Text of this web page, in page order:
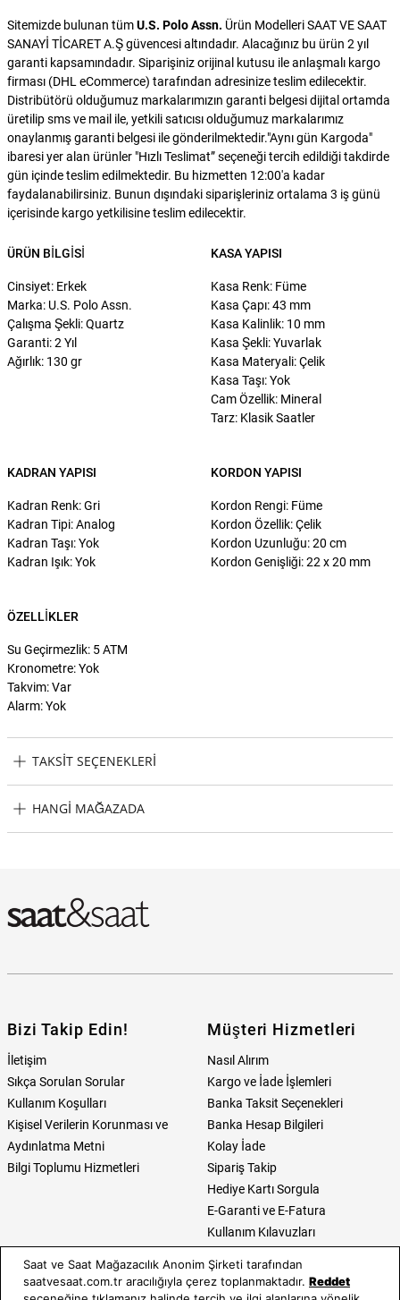
Sitemizde bulunan tümU.S. Polo Assn. Ürün Modelleri SAAT VE SAAT
SANAYİ TİCARET A.Ş güvencesi altındadır. Alacağınız bu ürün 2 yıl
garanti kapsamındadır. Siparişiniz orijinal kutusu ile anlaşmalı kargo
firması (DHL eCommerce) tarafından adresinize teslim edilecektir.
Distribütörü olduğumuz markalarımızın garanti belgesi dijital ortamda
üretilip sms ve mail ile, yetkili satıcısı olduğumuz markalarımız
onaylanmış garanti belgesi ile gönderilmektedir."Aynı gün Kargoda"
ibaresi yer alan ürünler "Hızlı Teslimat” seçeneği tercih edildiği takdirde
gün içinde teslim edilmektedir. Bu hizmetten 12:00'a kadar
faydalanabilirsiniz. Bunun dışındaki siparişleriniz ortalama 3 iş günü
içerisinde kargo yetkilisine teslim edilecektir.
ÜRÜN BILGISI
Cinsiyet: Erkek
Marka: U.S. Polo Assn.
Çalışma Şekli: Quartz
Garanti: 2 Yıl
Ağırlık: 130 gr
KASA YAPISI
Kasa Renk: Füme
Kasa Çapı: 43 mm
Kasa Kalinlik: 10 mm
Kasa Şekli: Yuvarlak
Kasa Materyali: Çelik
Kasa Taşı: Yok
Cam Özellik: Mineral
Tarz: Klasik Saatler
KADRAN YAPISI
Kadran Renk: Gri
Kadran Tipi: Analog
Kadran Taşı: Yok
Kadran Işık: Yok
KORDON YAPISI
Kordon Rengi: Füme
Kordon Özellik: Çelik
Kordon Uzunluğu: 20 cm
Kordon Genişliği: 22 x 20 mm
ÖZELLIKLER
Su Geçirmezlik: 5 ATM
Kronometre: Yok
Takvim: Var
Alarm: Yok
TAKSIT SEÇENEKLERI
HANGI MAĞAZADA
Bizi Takip Edin!
İletişim
Sıkça Sorulan Sorular
Kullanım Koşulları
Kişisel Verilerin Korunması ve
Aydınlatma Metni
Bilgi Toplumu Hizmetleri
Müşteri Hizmetleri
Nasıl Alırım
Kargo ve İade İşlemleri
Banka Taksit Seçenekleri
Banka Hesap Bilgileri
Kolay İade
Sipariş Takip
Hediye Kartı Sorgula
E-Garanti ve E-Fatura
Kullanım Kılavuzları
Saat ve Saat Kategoriler
Saat ve Saat Mağazacılık Anonim Şirketi tarafından
saatvesaat.com.tr aracılığıyla çerez toplanmaktadır. Reddet